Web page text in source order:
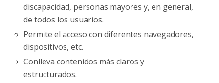
discapacidad, personas mayores y, en general,
de todos los usuarios.
Permite el acceso con diferentes navegadores,
dispositivos, etc.
Conlleva contenidos más claros y
estructurados.